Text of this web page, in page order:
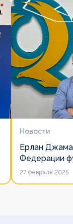
Новости
Ерлан
Федерации
дорожит
27 февраля 2025